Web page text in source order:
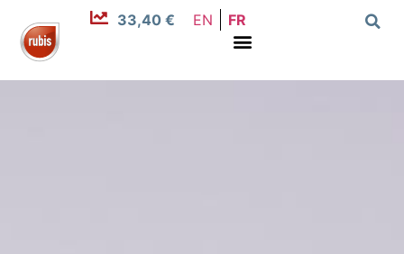
33,40 € EN FR